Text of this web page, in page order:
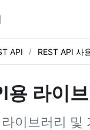
API REST API 사
용 라이
이브러리 및